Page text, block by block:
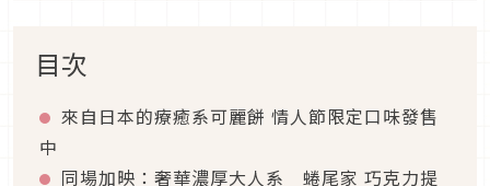
目次
來自日本的療癒系可麗餅 情人節限定口味發售
中
同場加映：奢華濃厚大人系 蜷尾家 巧克力提